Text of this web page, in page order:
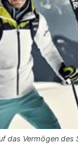
das Vermögen